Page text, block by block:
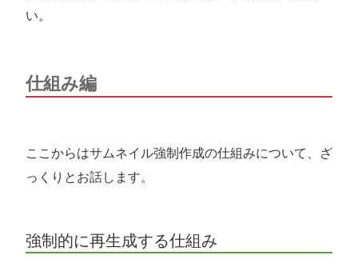
い。
仕組み編
ここからはサムネイル強制作成の仕組みについて、ざ
っくりとお話します。
強制的に再生成する仕組み